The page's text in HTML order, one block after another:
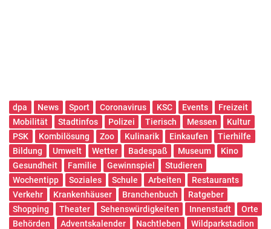
dpa News Sport Coronavirus KSC Events
Freizeit
Mobilität
Stadtinfos Polizei Tierisch Messen
Kultur
PSK
Kombilösung Zoo Kulinarik Einkaufen
Tierhilfe
Bildung
Umwelt Wetter Badespaß Museum
Kino
Gesundheit
Familie Gewinnspiel
Studieren
Wochentipp
Soziales Schule Arbeiten
Restaurants
Verkehr
Krankenhäuser Branchenbuch
Ratgeber
Shopping
Theater Sehenswürdigkeiten Innenstadt
Orte
Behörden
Adventskalender Nachtleben
Wildparkstadion